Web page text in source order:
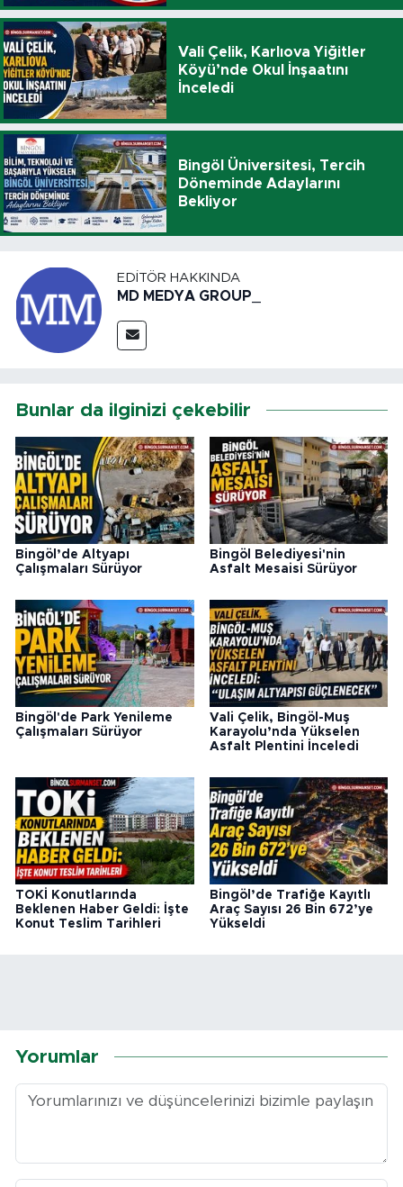
Vali Çelik, Karlıova Yiğitler
Köyü’nde Okul İnşaatını
İnceledi
Bingöl Üniversitesi, Tercih
Döneminde Adaylarını
Bekliyor
EDITÖR HAKKINDA
MD MEDYA GROUP_
Bunlar da ilginizi çekebilir
Bingöl’de Altyapı
Çalışmaları Sürüyor
Bingöl Belediyesi'nin
Asfalt Mesaisi Sürüyor
Bingöl'de Park Yenileme
Çalışmaları Sürüyor
Vali Çelik, Bingöl-Muş
Karayolu’nda Yükselen
Asfalt Plentini İnceledi
TOKİ Konutlarında
Beklenen Haber Geldi: İşte
Konut Teslim Tarihleri
Bingöl’de Trafiğe Kayıtlı
Araç Sayısı 26 Bin 672’ye
Yükseldi
Yorumlar